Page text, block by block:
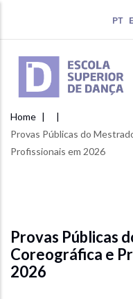
main
content
PT
Breadcrumb
Home
Provas Públicas do
Profissionais em 2026
Provas Públicas
Coreográfica e
2026